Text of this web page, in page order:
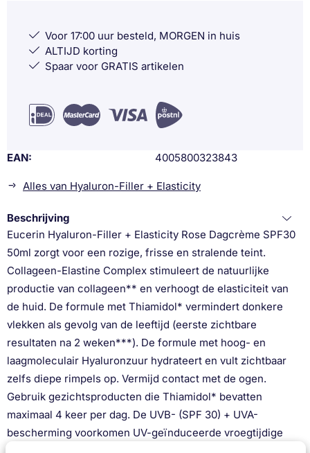
Voor 17:00 uur besteld, MORGEN in huis
ALTIJD korting
Spaar voor GRATIS artikelen
EAN 4005800323843
Alles van Hyaluron-Filler + Elasticity
Beschrijving
Eucerin Hyaluron-Filler + Elasticity Rose Dagcrème SPF30
50ml zorgt voor een rozige, frisse en stralende teint.
Collageen-Elastine Complex stimuleert de natuurlijke
productie van collageen** en verhoogt de elasticiteit van
de huid. De formule met Thiamidol* vermindert donkere
vlekken als gevolg van de leeftijd (eerste zichtbare
resultaten na 2 weken***). De formule met hoog- en
laagmoleculair Hyaluronzuur hydrateert en vult zichtbaar
zelfs diepe rimpels op. Vermijd contact met de ogen.
Gebruik gezichtsproducten die Thiamidol* bevatten
maximaal 4 keer per dag. De UVB- (SPF 30) + UVA-
bescherming voorkomen UV-geïnduceerde vroegtijdige